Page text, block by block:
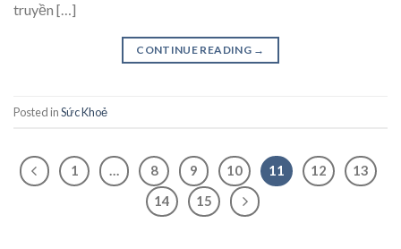
truyền […]
CONTINUE READING →
Posted inSức Khoẻ
1 … 8 9 10 11 12
13
14
15